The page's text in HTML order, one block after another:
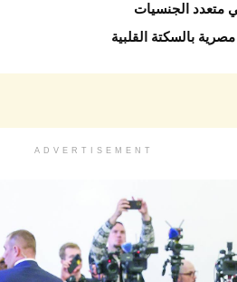
متعدد الجنسيات
بالسكتة القلبية
ADVERTISEMENT